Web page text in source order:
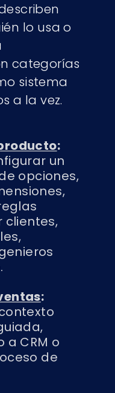
lo usa o
categorías
sistema
a la vez.
:
un
opciones,
clientes,
:
a CRM o
de